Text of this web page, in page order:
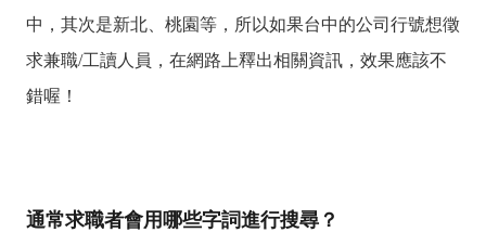
中，其次是新北、桃園等，所以如果台中的公司行號想徵
求兼職/工讀人員，在網路上釋出相關資訊，效果應該不
錯喔！
通常求職者會用哪些字詞進行搜尋？